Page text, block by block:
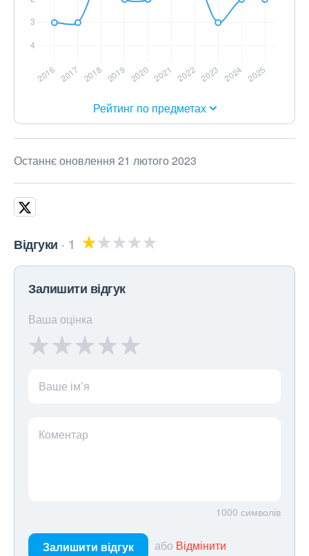
Рейтинг по предметах
Останнє оновлення 21 лютого 2023
Відгуки 1
Залишити відгук
Ваша оцінка
Ваше ім’я
Коментар
1000 символів
Залишити відгук або Відмінити